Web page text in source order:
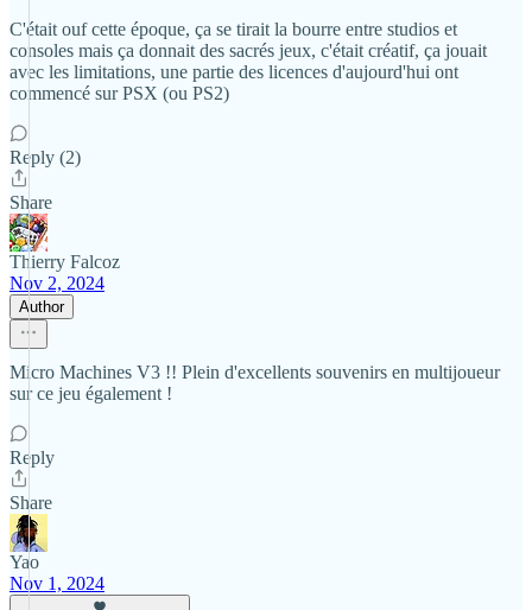
C'était ouf cette époque, ça se tirait la bourre entre studios et
consoles mais ça donnait des sacrés jeux, c'était créatif, ça jouait
avec les limitations, une partie des licences d'aujourd'hui ont
commencé sur PSX (ou PS2)
Reply (2)
Share
Thierry Falcoz
Nov 2, 2024
Author
Micro Machines V3 !! Plein d'excellents souvenirs en multijoueur
sur ce jeu également !
Reply
Share
Yao
Nov 1, 2024